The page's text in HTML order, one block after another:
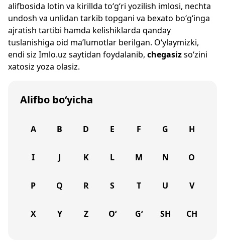
alifbosida lotin va kirillda to‘g‘ri yozilish imlosi, nechta
undosh va unlidan tarkib topgani va bexato bo‘g‘inga
ajratish tartibi hamda kelishiklarda qanday
tuslanishiga oid ma’lumotlar berilgan. O‘ylaymizki,
endi siz Imlo.uz saytidan foydalanib, chegasizso‘zini
xatosiz yoza olasiz.
Alifbo bo‘yicha
A B D E F G H
I J K L M N O
P Q R S T U V
X Y Z O‘ G‘ SH CH